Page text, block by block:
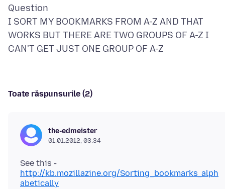
Question
I SORT MY BOOKMARKS FROM A-Z AND THAT
WORKS BUT THERE ARE TWO GROUPS OF A-Z I
Toate răspunsurile (2)
the-edmeister
01.01.2012, 03:34
See this -
http://kb.mozillazine.org/Sorting_bookmarks_alph
abetically